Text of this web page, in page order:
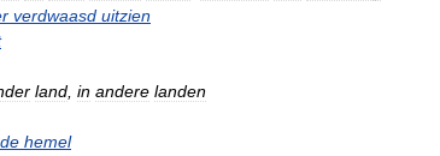
verdwaasd uitzien
land, in andere landen
de hemel